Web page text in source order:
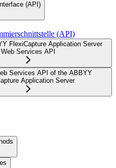
(API)
(API)
FlexiCapture Application Server
Web Services API
Services API of the ABBYY
Application Server